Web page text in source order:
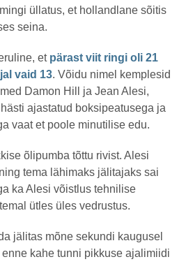
üllatus, et hollandlane sõitis
seina.
et pärast viit ringi oli 21
vaid 13. Võidu nimel kemplesid
Damon Hill ja Jean Alesi,
ajastatud boksipeatusega ja
vaat et poole minutilise edu.
õlipumba tõttu rivist. Alesi
tema lähimaks jälitajaks sai
ka Alesi võistlus tehnilise
ütles üles vedrustus.
jälitas mõne sekundi kaugusel
kahe tunni pikkuse ajalimiidi